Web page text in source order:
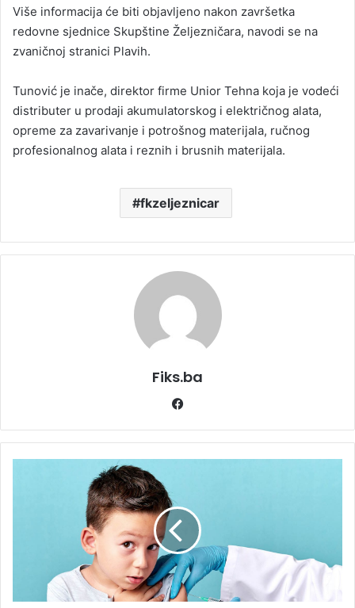
Više informacija će biti objavljeno nakon završetka
redovne sjednice Skupštine Željezničara, navodi se na
zvaničnoj stranici Plavih.
Tunović je inače, direktor firme Unior Tehna koja je vodeći
distributer u prodaji akumulatorskog i električnog alata,
opreme za zavarivanje i potrošnog materijala, ručnog
profesionalnog alata i reznih i brusnih materijala.
fkzeljeznicar
Fiks.ba
kažnjeno
29